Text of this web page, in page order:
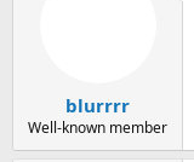
blurrrr
Well-known member